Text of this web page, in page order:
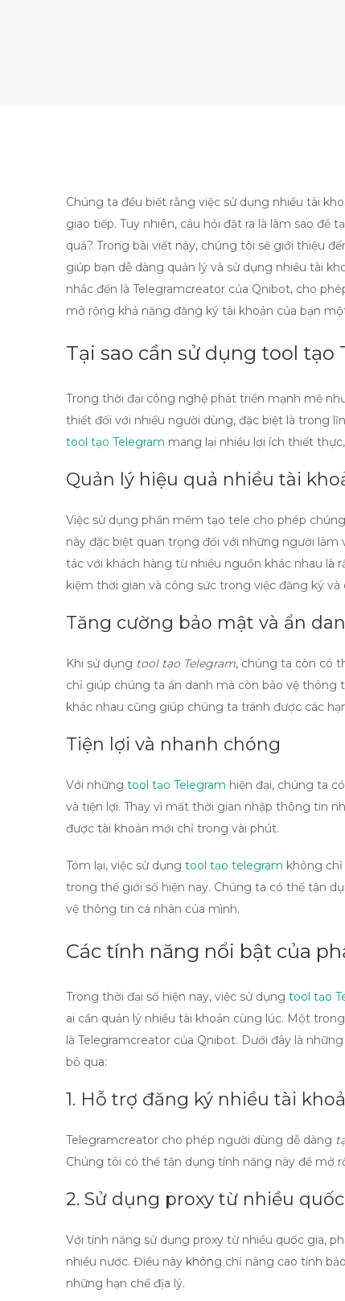
Chúng ta đều biết rằng việc sử dụng nhiều tài
giao tiếp. Tuy nhiên, câu hỏi đặt ra là làm sao để
quả? Trong bài viết này, chúng tôi sẽ giới thiệu
giúp bạn dễ dàng quản lý và sử dụng nhiều tài
nhắc đến là Telegramcreator của Qnibot, cho
mở rộng khả năng đăng ký tài khoản của bạn
Tại sao cần sử dụng tool tạo
Trong thời đại công nghệ phát triển mạnh mẽ
thiết đối với nhiều người dùng, đặc biệt là trong
tool tạo Telegram mang lại nhiều lợi ích thiết
Quản lý hiệu quả nhiều tài
Việc sử dụng phần mềm tạo tele cho phép
này đặc biệt quan trọng đối với những người
tác với khách hàng từ nhiều nguồn khác nhau
kiệm thời gian và công sức trong việc đăng ký và
Tăng cường bảo mật và ẩn
Khi sử dụng tool tạo Telegram, chúng ta còn có
chỉ giúp chúng ta ẩn danh mà còn bảo vệ thông
khác nhau cũng giúp chúng ta tránh được các
Tiện lợi và nhanh chóng
Với những tool tạo Telegram hiện đại, chúng ta
và tiện lợi. Thay vì mất thời gian nhập thông tin
được tài khoản mới chỉ trong vài phút.
Tóm lại, việc sử dụng tool tạo telegram không
trong thế giới số hiện nay. Chúng ta có thể tận
vệ thông tin cá nhân của mình.
Các tính năng nổi bật của
Trong thời đại số hiện nay, việc sử dụng tool tạo
ai cần quản lý nhiều tài khoản cùng lúc. Một
là Telegramcreator của Qnibot. Dưới đây là những
bỏ qua:
1. Hỗ trợ đăng ký nhiều tài
Telegramcreator cho phép người dùng dễ dàng
Chúng tôi có thể tận dụng tính năng này để mở
2. Sử dụng proxy từ nhiều
Với tính năng sử dụng proxy từ nhiều quốc gia,
nhiều nước. Điều này không chỉ nâng cao tính
những hạn chế địa lý.